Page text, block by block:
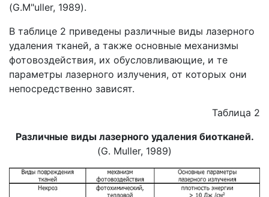
(G.M"uller, 1989).
В таблице 2 приведены различные виды лазерного
удаления тканей, а также основные механизмы
фотовоздействия, их обусловливающие, и те
параметры лазерного излучения, от которых они
непосредственно зависят.
Таблица 2
Различные виды лазерного удаления биотканей.
(G. Muller, 1989)